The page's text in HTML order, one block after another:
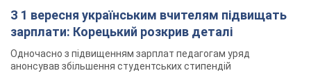
З 1 вересня українським вчителям підвищать
зарплати: Корецький розкрив деталі
Одночасно з підвищенням зарплат педагогам уряд
анонсував збільшення студентських стипендій